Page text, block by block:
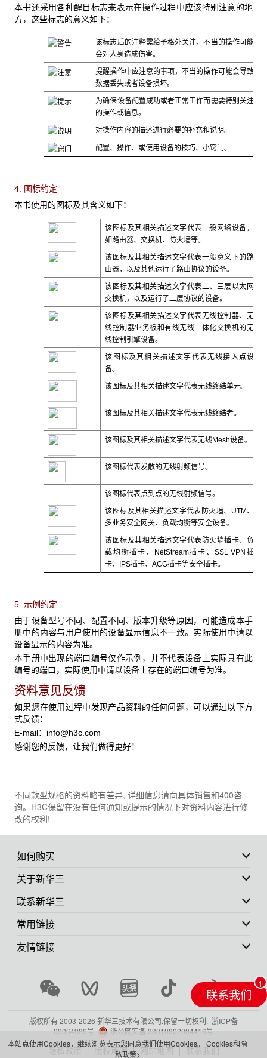
本书还采用各种醒目标志来表示在操作过程中应该特别注意的地
方，这些标志的意义如下：
该标志后的注释需给予格外关注，不当的操作可能
会对人身造成伤害。
提醒操作中应注意的事项，不当的操作可能会导致
数据丢失或者设备损坏。
为确保设备配置成功或者正常工作而需要特别关注
的操作或信息。
对操作内容的描述进行必要的补充和说明。
配置、操作、或使用设备的技巧、小窍门。
4. 图标约定
本书使用的图标及其含义如下：
该图标及其相关描述文字代表一般网络设备，
如路由器、交换机、防火墙等。
该图标及其相关描述文字代表一般意义下的路
由器，以及其他运行了路由协议的设备。
该图标及其相关描述文字代表二、三层以太网
交换机，以及运行了二层协议的设备。
该图标及其相关描述文字代表无线控制器、无
线控制器业务板和有线无线一体化交换机的无
线控制引擎设备。
该图标及其相关描述文字代表无线接入点设
备。
该图标及其相关描述文字代表无线终结单元。
该图标及其相关描述文字代表无线终结者。
该图标及其相关描述文字代表无线Mesh设备。
该图标代表发散的无线射频信号。
该图标代表点到点的无线射频信号。
该图标及其相关描述文字代表防火墙、UTM、
多业务安全网关、负载均衡等安全设备。
该图标及其相关描述文字代表防火墙插卡、负
载均衡插卡、NetStream插卡、SSL VPN插
卡、IPS插卡、ACG插卡等安全插卡。
5. 示例约定
由于设备型号不同、配置不同、版本升级等原因，可能造成本手
册中的内容与用户使用的设备显示信息不一致。实际使用中请以
设备显示的内容为准。
本手册中出现的端口编号仅作示例，并不代表设备上实际具有此
编号的端口，实际使用中请以设备上存在的端口编号为准。
资料意见反馈
如果您在使用过程中发现产品资料的任何问题，可以通过以下方
式反馈：
E-mail： info@h3c.com
感谢您的反馈，让我们做得更好！
不同款型规格的资料略有差异, 详细信息请向具体销售和400咨
询。H3C保留在没有任何通知或提示的情况下对资料内容进行修
改的权利!
如何购买
关于新华三
联系新华三
常用链接
友情链接
版权所有 2003-2026 新华三技术有限公司.保留一切权利. 浙ICP备
09064986号
浙公网安备 33010802004416号
隐私政策 版权声明 网站地图 联系我们
联系我们
本站点使用Cookies，继续浏览表示您同意我们使用Cookies。 Cookies和隐
私政策>